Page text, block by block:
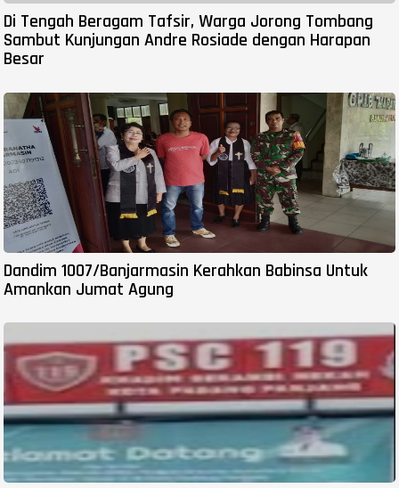
Di Tengah Beragam Tafsir, Warga Jorong Tombang
Sambut Kunjungan Andre Rosiade dengan Harapan
Besar
Dandim 1007/Banjarmasin Kerahkan Babinsa Untuk
Amankan Jumat Agung